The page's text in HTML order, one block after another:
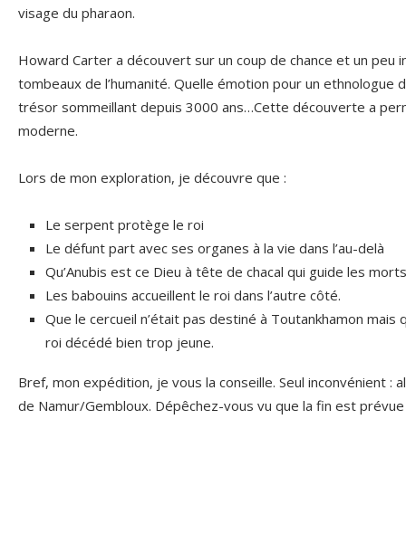
visage du pharaon.
Howard Carter a découvert sur un coup de chance et un peu
tombeaux de l’humanité. Quelle émotion pour un ethnologue
trésor sommeillant depuis 3000 ans…Cette découverte a
moderne.
Lors de mon exploration, je découvre que :
Le serpent protège le roi
Le défunt part avec ses organes à la vie dans l’au-delà
Qu’Anubis est ce Dieu à tête de chacal qui guide les
Les babouins accueillent le roi dans l’autre côté.
Que le cercueil n’était pas destiné à Toutankhamon mais
roi décédé bien trop jeune.
Bref, mon expédition, je vous la conseille. Seul inconvénient :
de Namur/Gembloux. Dépêchez-vous vu que la fin est